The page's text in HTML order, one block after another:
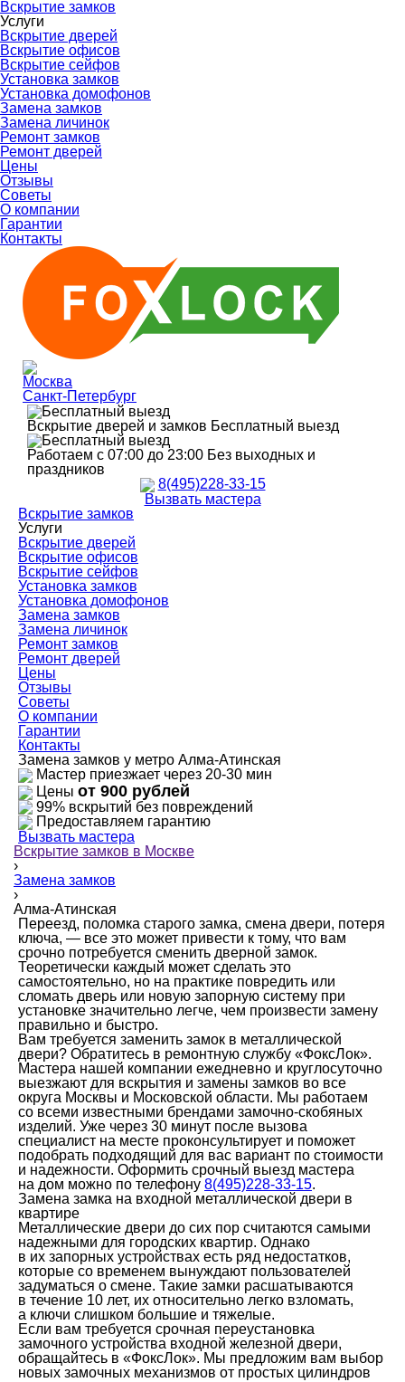
Вскрытие замков
Услуги
Вскрытие дверей
Вскрытие офисов
Вскрытие сейфов
Установка замков
Установка домофонов
Замена замков
Замена личинок
Ремонт замков
Ремонт дверей
Цены
Отзывы
Советы
О компании
Гарантии
Контакты
Москва
Санкт-Петербург
Вскрытие дверей и замков Бесплатный выезд
Работаем с 07:00 до 23:00 Без выходных и
праздников
8(495)228-33-15
Вызвать мастера
Вскрытие замков
Услуги
Вскрытие дверей
Вскрытие офисов
Вскрытие сейфов
Установка замков
Установка домофонов
Замена замков
Замена личинок
Ремонт замков
Ремонт дверей
Цены
Отзывы
Советы
О компании
Гарантии
Контакты
Замена замков у метро Алма-Атинская
Мастер приезжает через 20-30 мин
Цены от 900 рублей
99% вскрытий без повреждений
Предоставляем гарантию
Вызвать мастера
Вскрытие замков в Москве
›
Замена замков
›
Алма-Атинская
Переезд, поломка старого замка, смена двери, потеря
ключа, — все это может привести к тому, что вам
срочно потребуется сменить дверной замок.
Теоретически каждый может сделать это
самостоятельно, но на практике повредить или
сломать дверь или новую запорную систему при
установке значительно легче, чем произвести замену
правильно и быстро.
Вам требуется заменить замок в металлической
двери? Обратитесь в ремонтную службу «ФоксЛок».
Мастера нашей компании ежедневно и круглосуточно
выезжают для вскрытия и замены замков во все
округа Москвы и Московской области. Мы работаем
со всеми известными брендами замочно-скобяных
изделий. Уже через 30 минут после вызова
специалист на месте проконсультирует и поможет
подобрать подходящий для вас вариант по стоимости
и надежности. Оформить срочный выезд мастера
на дом можно по телефону 8(495)228-33-15.
Замена замка на входной металлической двери в
квартире
Металлические двери до сих пор считаются самыми
надежными для городских квартир. Однако
в их запорных устройствах есть ряд недостатков,
которые со временем вынуждают пользователей
задуматься о смене. Такие замки расшатываются
в течение 10 лет, их относительно легко взломать,
а ключи слишком большие и тяжелые.
Если вам требуется срочная переустановка
замочного устройства входной железной двери,
обращайтесь в «ФоксЛок». Мы предложим вам выбор
новых замочных механизмов от простых цилиндров